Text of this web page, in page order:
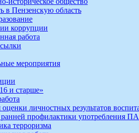
в Пензенскую область
коррупции
работа
мероприятия
и старше»
личностных результатов
профилактики употребления
терроризма